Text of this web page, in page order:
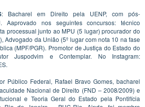
: Bacharel em Direito pela UENP, com pós-
Aaprovado nos seguintes concursos: técnico
processual junto ao MPU (5 lugar) procurador do
Advogado da União (5º lugar com nota 10 na fase
(MPF/PGR). Promotor de Justiça do Estado do
Juspodvim e Contemplar. No Instagram:
Público Federal, Rafael Bravo Gomes, bacharel
Nacional de Direito (FND – 2008/2009) e
e Teoria Geral do Estado pela Pontifícia